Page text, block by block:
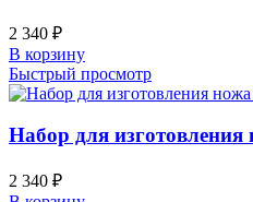
2 340 ₽
В корзину
Быстрый просмотр
Набор для
2 340 ₽